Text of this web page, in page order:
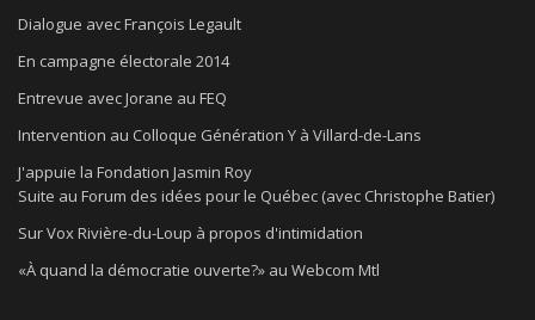
Dialogue avec François Legault
En campagne électorale 2014
Entrevue avec Jorane au FEQ
Intervention au Colloque Génération Y à Villard-de-Lans
J'appuie la Fondation Jasmin Roy
Suite au Forum des idées pour le Québec (avec Christophe Batier)
Sur Vox Rivière-du-Loup à propos d'intimidation
«À quand la démocratie ouverte?» au Webcom Mtl